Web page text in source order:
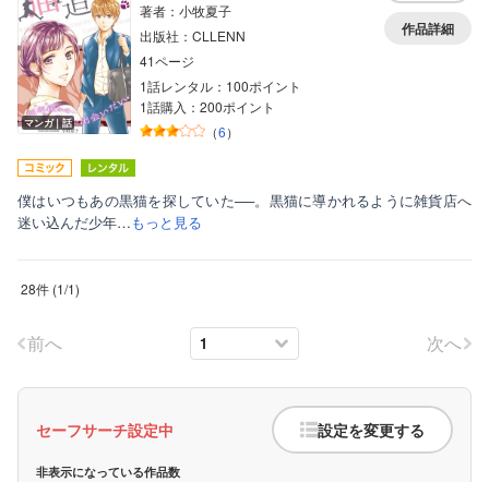
マンガ｜話
著者：小牧夏子
出版社：CLLENN
41ページ
1話レンタル：100ポイント
1話購入：200ポイント
（6）
作品詳細
僕はいつもあの黒猫を探していた──。黒猫に導かれるように雑貨店へ
迷い込んだ少年…もっと見る
28件 (1/1)
前へ 次へ
セーフサーチ設定中 設定を変更する
非表示になっている作品数